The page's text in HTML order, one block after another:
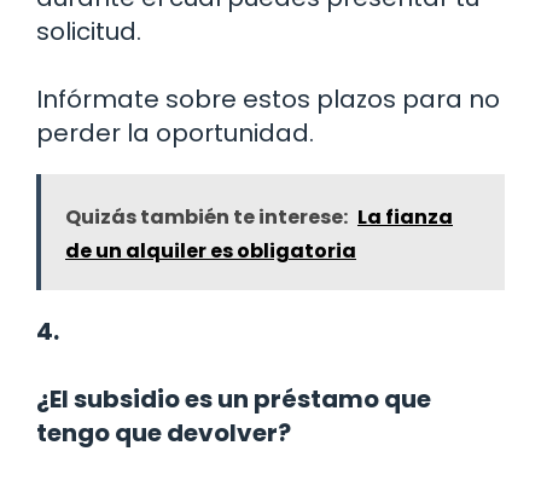
solicitud.
Infórmate sobre estos plazos para no
perder la oportunidad.
Quizás también te interese: La fianza
de un alquiler es obligatoria
4.
¿El subsidio es un préstamo que
tengo que devolver?